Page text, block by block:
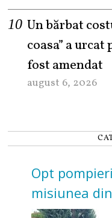
Un bărbat
coasa” a
fost amendat
august 6, 2026
Opt
misiunea
incendii de